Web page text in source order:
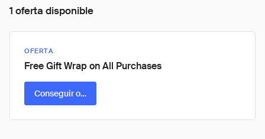
1 oferta disponible
OFERTA
Free Gift Wrap on All Purchases
Conseguir oferta